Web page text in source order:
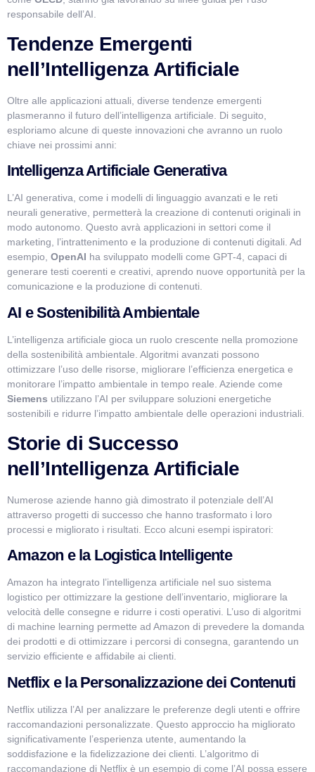
responsabile dell’AI.
Tendenze Emergenti
nell’Intelligenza Artificiale
Oltre alle applicazioni attuali, diverse tendenze emergenti
plasmeranno il futuro dell’intelligenza artificiale. Di seguito,
esploriamo alcune di queste innovazioni che avranno un ruolo
chiave nei prossimi anni:
Intelligenza Artificiale Generativa
L’AI generativa, come i modelli di linguaggio avanzati e le reti
neurali generative, permetterà la creazione di contenuti originali in
modo autonomo. Questo avrà applicazioni in settori come il
marketing, l’intrattenimento e la produzione di contenuti digitali. Ad
esempio, OpenAI ha sviluppato modelli come GPT-4, capaci di
generare testi coerenti e creativi, aprendo nuove opportunità per la
comunicazione e la produzione di contenuti.
AI e Sostenibilità Ambientale
L’intelligenza artificiale gioca un ruolo crescente nella promozione
della sostenibilità ambientale. Algoritmi avanzati possono
ottimizzare l’uso delle risorse, migliorare l’efficienza energetica e
monitorare l’impatto ambientale in tempo reale. Aziende come
Siemens utilizzano l’AI per sviluppare soluzioni energetiche
sostenibili e ridurre l’impatto ambientale delle operazioni industriali.
Storie di Successo
nell’Intelligenza Artificiale
Numerose aziende hanno già dimostrato il potenziale dell’AI
attraverso progetti di successo che hanno trasformato i loro
processi e migliorato i risultati. Ecco alcuni esempi ispiratori:
Amazon e la Logistica Intelligente
Amazon ha integrato l’intelligenza artificiale nel suo sistema
logistico per ottimizzare la gestione dell’inventario, migliorare la
velocità delle consegne e ridurre i costi operativi. L’uso di algoritmi
di machine learning permette ad Amazon di prevedere la domanda
dei prodotti e di ottimizzare i percorsi di consegna, garantendo un
servizio efficiente e affidabile ai clienti.
Netflix e la Personalizzazione dei Contenuti
Netflix utilizza l’AI per analizzare le preferenze degli utenti e offrire
raccomandazioni personalizzate. Questo approccio ha migliorato
significativamente l’esperienza utente, aumentando la
soddisfazione e la fidelizzazione dei clienti. L’algoritmo di
raccomandazione di Netflix è un esempio di come l’AI possa essere